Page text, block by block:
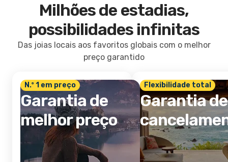
Milhões de estadias,
possibilidades infinitas
Das joias locais aos favoritos globais com o melhor
preço garantido
N.º 1 em preço
Garantia de
melhor preço
Flexibilidade total
Garantia de